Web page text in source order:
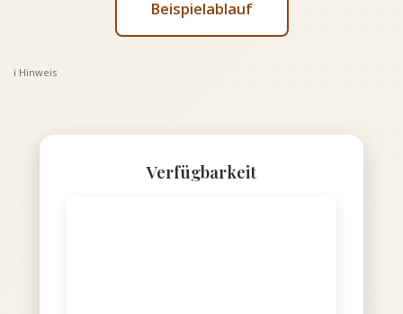
Beispielablauf
ℹ️ Hinweis
Verfügbarkeit